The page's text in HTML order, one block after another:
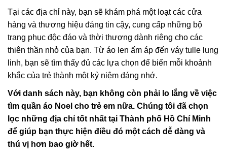
Tại các địa chỉ này, bạn sẽ khám phá một loạt các cửa
hàng và thương hiệu đáng tin cậy, cung cấp những bộ
trang phục độc đáo và thời thượng dành riêng cho các
thiên thần nhỏ của bạn. Từ áo len ấm áp đến váy tulle lung
linh, bạn sẽ tìm thấy đủ các lựa chọn để biến mỗi khoảnh
khắc của trẻ thành một kỷ niệm đáng nhớ.
Với danh sách này, bạn không còn phải lo lắng về việc
tìm quần áo Noel cho trẻ em nữa. Chúng tôi đã chọn
lọc những địa chỉ tốt nhất tại Thành phố Hồ Chí Minh
để giúp bạn thực hiện điều đó một cách dễ dàng và
thú vị hơn bao giờ hết.